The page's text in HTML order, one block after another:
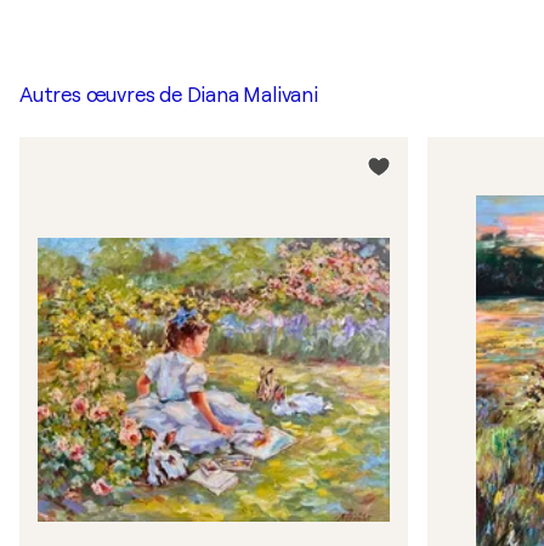
Autres œuvres de Diana Malivani